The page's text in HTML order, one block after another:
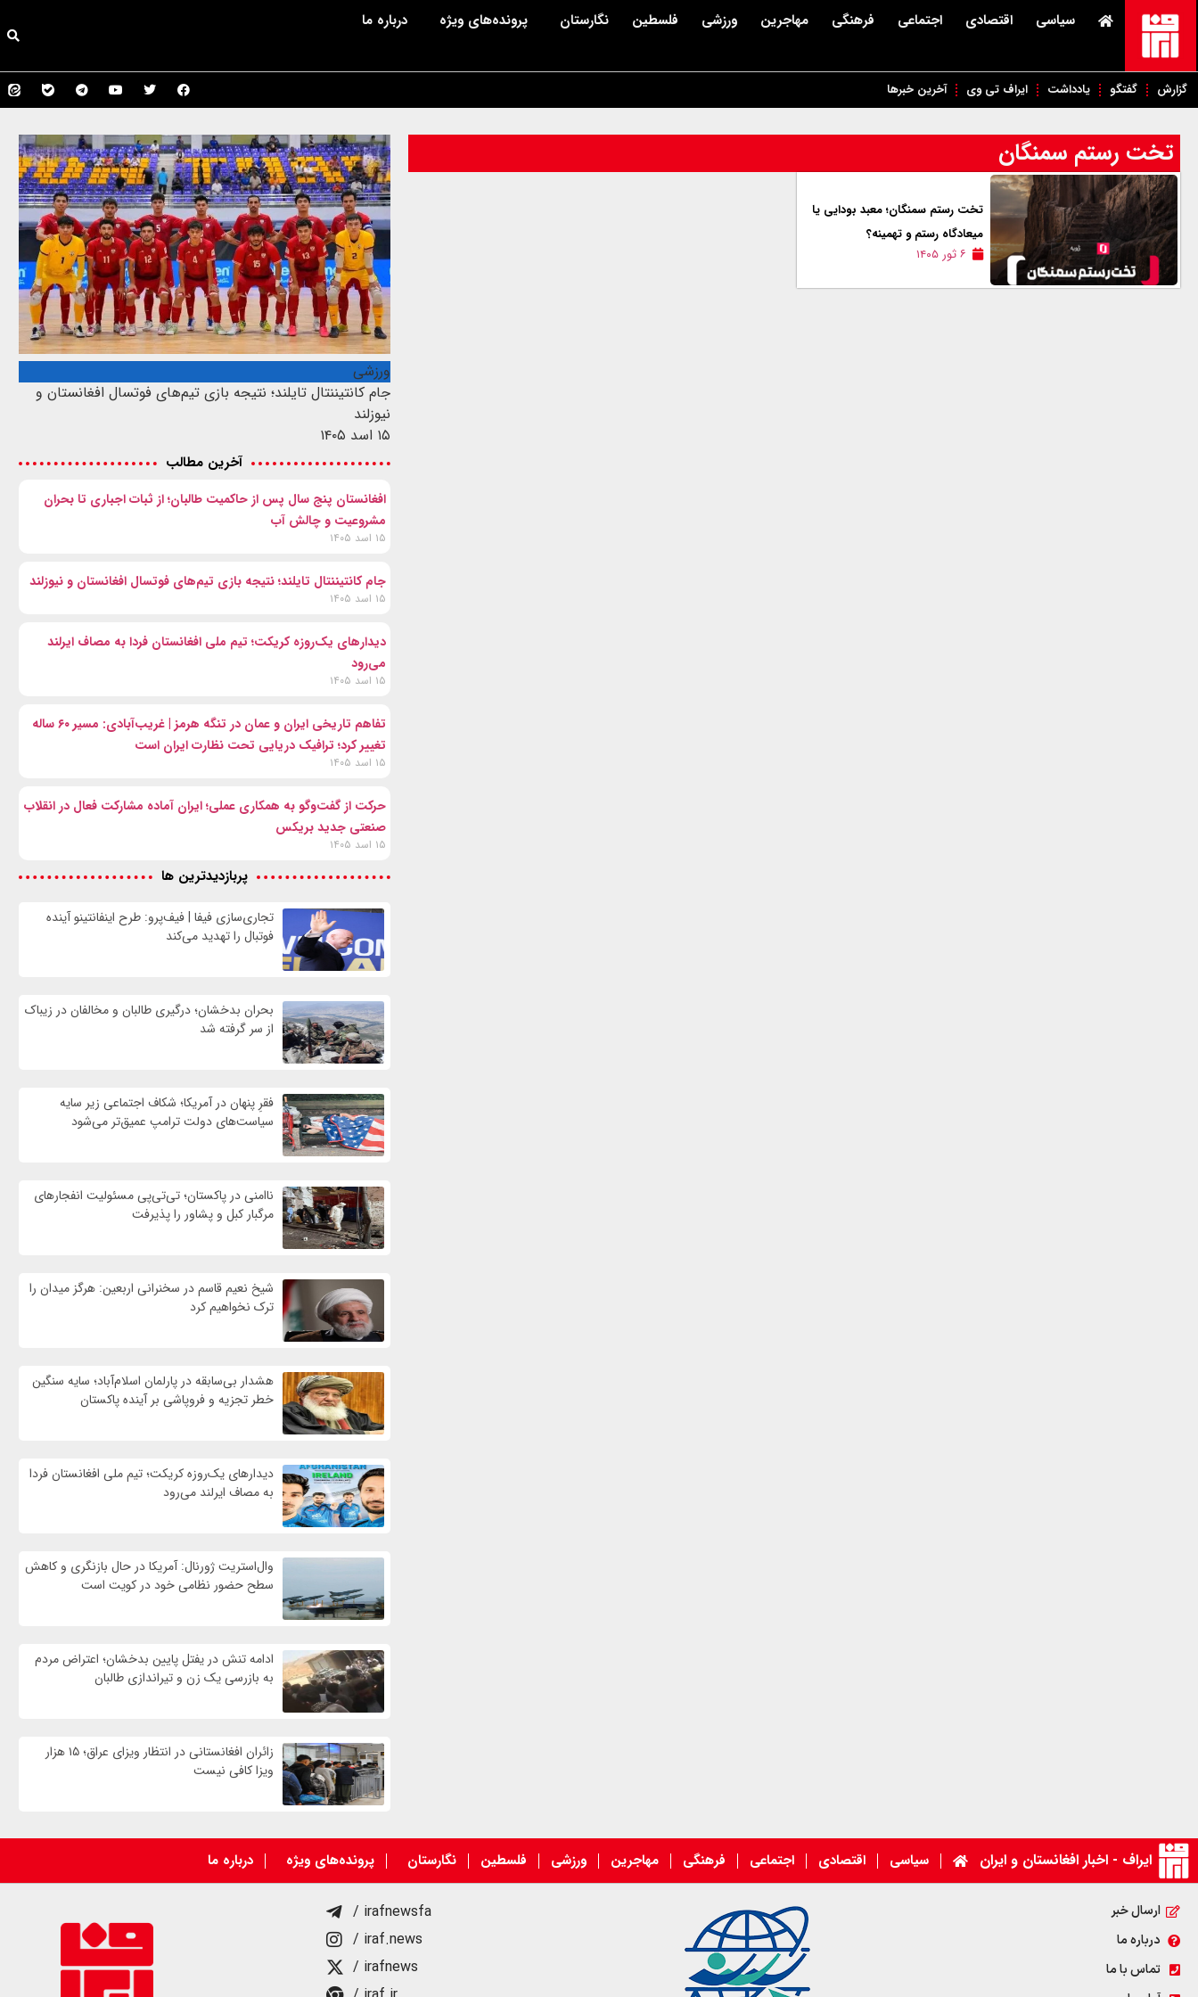
سیاسی اقتصادی اجتماعی فرهنگی مهاجرین ورزشی فلسطین نگارستان پرونده‌های ویژه درباره ما
گزارش گفتگو یادداشت ایراف تی وی آخرین خبرها
تخت رستم سمنگان
تخت رستم سمنگان؛ معبد بودایی یا
میعادگاه رستم و تهمینه؟
۶ ثور ۱۴۰۵
ورزشی
جام کانتیننتال تایلند؛ نتیجه بازی تیم‌های فوتسال افغانستان و
نیوزلند
۱۵ اسد ۱۴۰۵
آخرین مطالب
افغانستان پنج سال پس از حاکمیت طالبان؛ از ثبات اجباری تا بحران
مشروعیت و چالش آب
۱۵ اسد ۱۴۰۵
جام کانتیننتال تایلند؛ نتیجه بازی تیم‌های فوتسال افغانستان و نیوزلند
۱۵ اسد ۱۴۰۵
دیدارهای یک‌روزه کریکت؛ تیم ملی افغانستان فردا به مصاف ایرلند
می‌رود
۱۵ اسد ۱۴۰۵
تفاهم تاریخی ایران و عمان در تنگه هرمز | غریب‌آبادی: مسیر ۶۰ ساله
تغییر کرد؛ ترافیک دریایی تحت نظارت ایران است
۱۵ اسد ۱۴۰۵
حرکت از گفت‌وگو به همکاری عملی؛ ایران آماده مشارکت فعال در انقلاب
صنعتی جدید بریکس
۱۵ اسد ۱۴۰۵
پربازدیدترین ها
تجاری‌سازی فیفا | فیف‌پرو: طرح اینفانتینو آینده
فوتبال را تهدید می‌کند
بحران بدخشان؛ درگیری طالبان و مخالفان در زیباک
از سر گرفته شد
فقرِ پنهان در آمریکا؛ شکاف اجتماعی زیر سایه
سیاست‌های دولت ترامپ عمیق‌تر می‌شود
ناامنی در پاکستان؛ تی‌تی‌پی مسئولیت انفجارهای
مرگبار کبل و پشاور را پذیرفت
شیخ نعیم قاسم در سخنرانی اربعین: هرگز میدان را
ترک نخواهیم کرد
هشدار بی‌سابقه در پارلمان اسلام‌آباد؛ سایه سنگین
خطر تجزیه و فروپاشی بر آینده پاکستان
دیدارهای یک‌روزه کریکت؛ تیم ملی افغانستان فردا
به مصاف ایرلند می‌رود
وال‌استریت ژورنال: آمریکا در حال بازنگری و کاهش
سطح حضور نظامی خود در کویت است
ادامه تنش در یفتل پایین بدخشان؛ اعتراض مردم
به بازرسی یک زن و تیراندازی طالبان
زائران افغانستانی در انتظار ویزای عراق؛ ۱۵ هزار
ویزا کافی نیست
ایراف - اخبار افغانستان و ایران سیاسی اقتصادی اجتماعی فرهنگی مهاجرین ورزشی فلسطین نگارستان پرونده‌های ویژه درباره ما
ارسال خبر
درباره ما
تماس با ما
/ irafnewsfa
/ iraf.news
/ irafnews